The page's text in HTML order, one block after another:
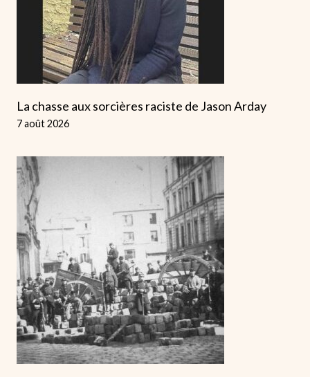
La chasse aux sorcières raciste de Jason Arday
7 août 2026